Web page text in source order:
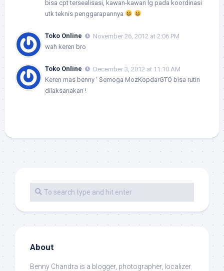
bisa cpt tersealisasi, kawan-kawan lg pada koordinasi
utk teknis penggarapannya
Toko Online
November 26, 2012 at 2:06 PM
wah keren bro
Toko Online
December 3, 2012 at 11:10 AM
Keren mas benny ‘ Semoga MozKopdarGTO bisa rutin
dilaksanakan !
About
Benny Chandra is a blogger, photographer, localizer.